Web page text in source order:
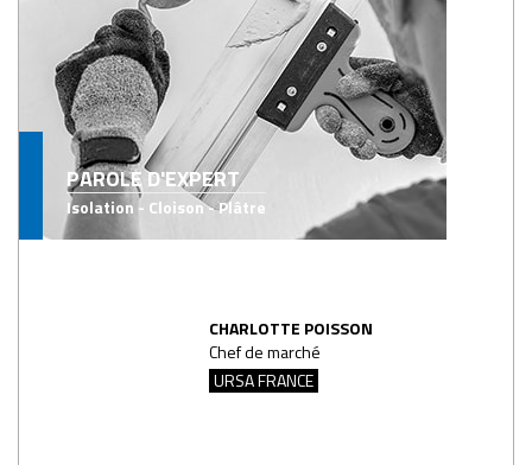
PAROLE D'EXPERT
Isolation - Cloison - Plâtre
CHARLOTTE POISSON
Chef de marché
URSA FRANCE